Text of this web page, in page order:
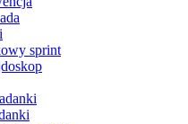
sprint